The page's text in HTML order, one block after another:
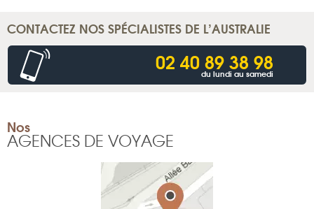
CONTACTEZ NOS SPÉCIALISTES DE L’AUSTRALIE
02 40 89 38 98
du lundi au samedi
Nos
AGENCES DE VOYAGE